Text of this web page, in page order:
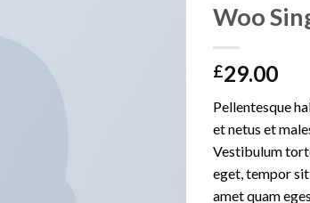
Woo
£29.00
Pellentesque
et netus et
Vestibulum
eget, tempor
amet quam